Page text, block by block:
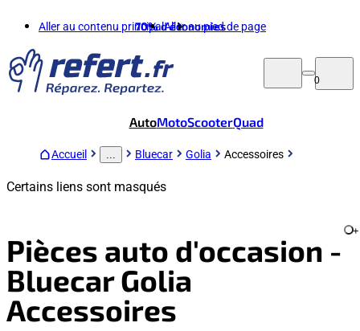
Aller au contenu principalAller au pied de page
70%d'économies
0
AutoMotoScooterQuad
Accueil Bluecar Golia Accessoires
Certains liens sont masqués
Pièces auto d'occasion -
Bluecar Golia
Accessoires
+